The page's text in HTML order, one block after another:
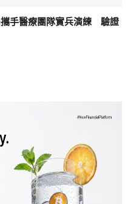
手醫療團隊實兵演練 驗證